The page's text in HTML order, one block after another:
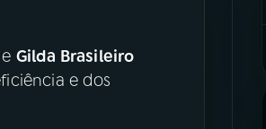
e Gilda Brasileiro
e dos